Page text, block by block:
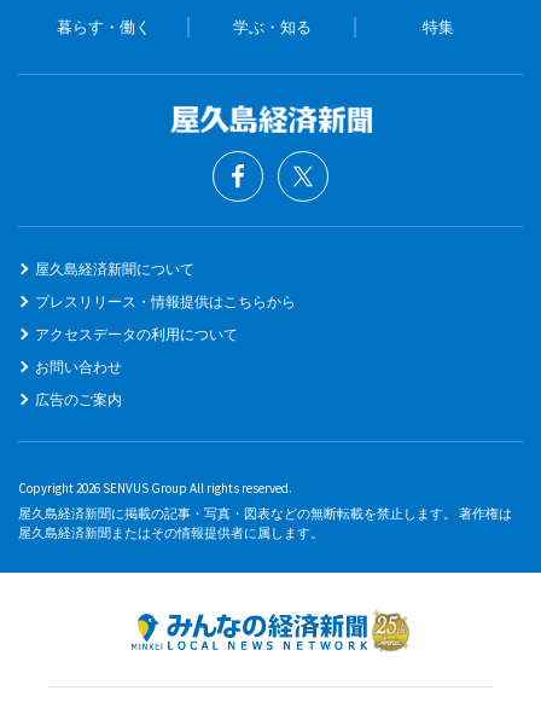
暮らす・働く 学ぶ・知る 特集
屋久島経済新聞について
プレスリリース・情報提供はこちらから
アクセスデータの利用について
お問い合わせ
広告のご案内
Copyright 2026 SENVUS Group All rights reserved.
屋久島経済新聞に掲載の記事・写真・図表などの無断転載を禁止します。 著作権は
屋久島経済新聞またはその情報提供者に属します。